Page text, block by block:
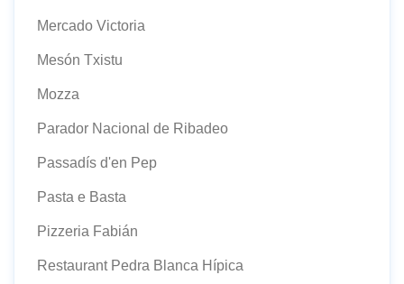
Mercado Victoria
Mesón Txistu
Mozza
Parador Nacional de Ribadeo
Passadís d'en Pep
Pasta e Basta
Pizzeria Fabián
Restaurant Pedra Blanca Hípica